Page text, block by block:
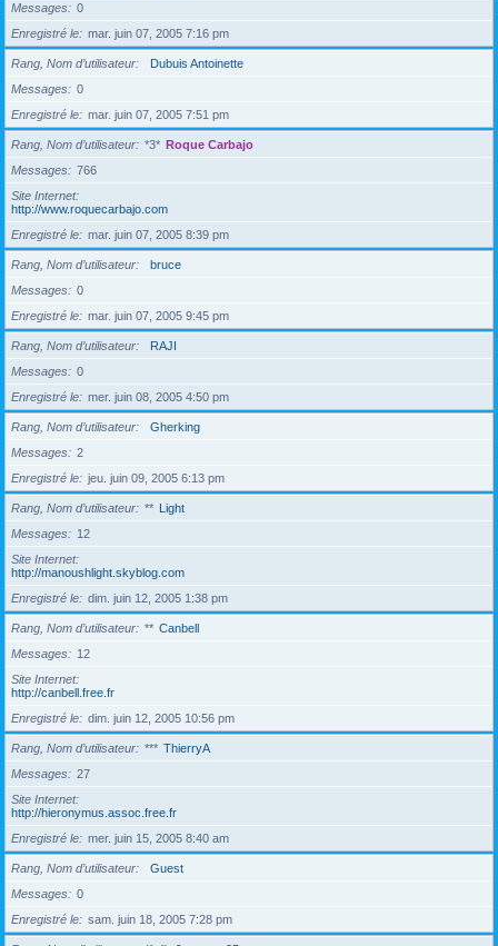
Messages
0
Enregistré le
mar. juin 07, 2005 7:16 pm
Rang, Nom d’utilisateur
Dubuis Antoinette
Messages
0
Enregistré le
mar. juin 07, 2005 7:51 pm
Rang, Nom d’utilisateur *3* Roque Carbajo
Messages
766
Site Internet
http://www.roquecarbajo.com
Enregistré le
mar. juin 07, 2005 8:39 pm
Rang, Nom d’utilisateur
bruce
Messages
0
Enregistré le
mar. juin 07, 2005 9:45 pm
Rang, Nom d’utilisateur
RAJI
Messages
0
Enregistré le
mer. juin 08, 2005 4:50 pm
Rang, Nom d’utilisateur
Gherking
Messages
2
Enregistré le
jeu. juin 09, 2005 6:13 pm
Rang, Nom d’utilisateur ** Light
Messages
12
Site Internet
http://manoushlight.skyblog.com
Enregistré le
dim. juin 12, 2005 1:38 pm
Rang, Nom d’utilisateur ** Canbell
Messages
12
Site Internet
http://canbell.free.fr
Enregistré le
dim. juin 12, 2005 10:56 pm
Rang, Nom d’utilisateur *** ThierryA
Messages
27
Site Internet
http://hieronymus.assoc.free.fr
Enregistré le
mer. juin 15, 2005 8:40 am
Rang, Nom d’utilisateur
Guest
Messages
0
Enregistré le
sam. juin 18, 2005 7:28 pm